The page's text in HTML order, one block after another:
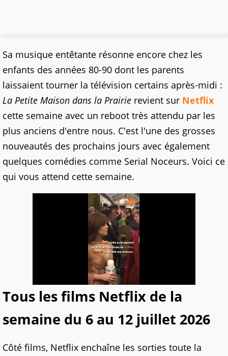
Sa musique entêtante résonne encore chez les
enfants des années 80-90 dont les parents
laissaient tourner la télévision certains après-midi :
La Petite Maison dans la Prairie revient sur Netflix
cette semaine avec un reboot très attendu par les
plus anciens d'entre nous. C'est l'une des grosses
nouveautés des prochains jours avec également
quelques comédies comme Serial Noceurs. Voici ce
qui vous attend cette semaine.
Tous les films Netflix de la
semaine du 6 au 12 juillet 2026
Côté films, Netflix enchaîne les sorties toute la